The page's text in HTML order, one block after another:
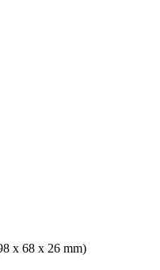
x 68 x 26 mm)